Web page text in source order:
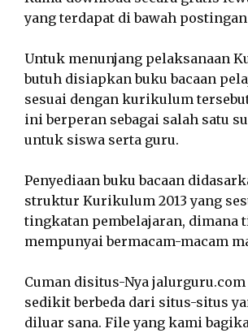
yang terdapat di bawah
Untuk menunjang pelaksanaan
butuh disiapkan buku bacaan
sesuai dengan kurikulum
ini berperan sebagai salah satu
untuk siswa serta guru.
Penyediaan buku bacaan
struktur Kurikulum 2013 yang
tingkatan pembelajaran, dimana
mempunyai bermacam-macam
Cuman disitus-Nya
sedikit berbeda dari situs-situs
diluar sana. File yang kami